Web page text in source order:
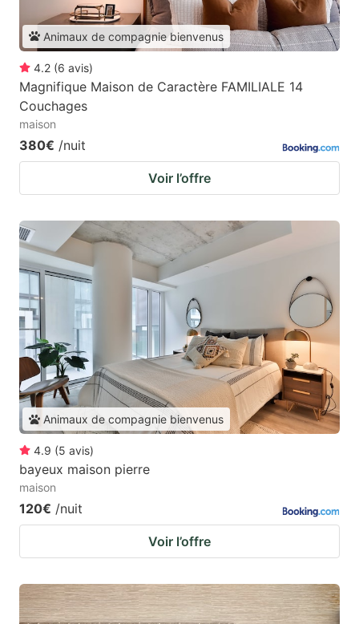
Animaux de compagnie bienvenus
4.2 (6 avis)
Magnifique Maison de Caractère FAMILIALE 14
Couchages
maison
380€ /nuit
Voir l’offre
Animaux de compagnie bienvenus
4.9 (5 avis)
bayeux maison pierre
maison
120€ /nuit
Voir l’offre